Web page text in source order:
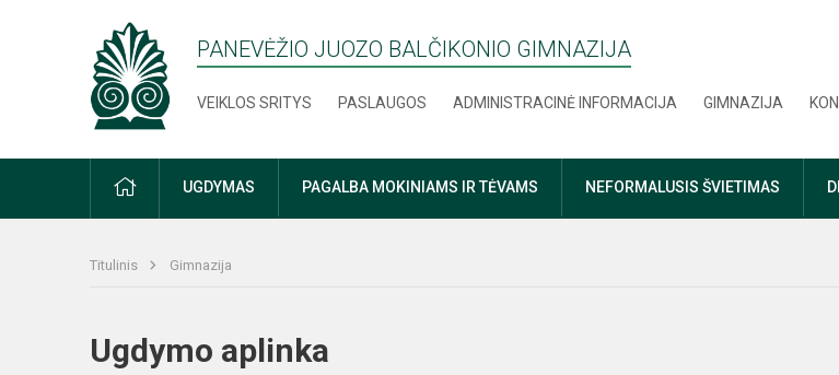
PANEVĖŽIO JUOZO BALČIKONIO GIMNAZIJA
VEIKLOS SRITYS PASLAUGOS ADMINISTRACINĖ INFORMACIJA GIMNAZIJA
PRADŽIAUGDYMAS PAGALBA MOKINIAMS IR TĖVAMS NEFORMALUSIS ŠVIETIMAS
Titulinis Gimnazija
Ugdymo aplinka